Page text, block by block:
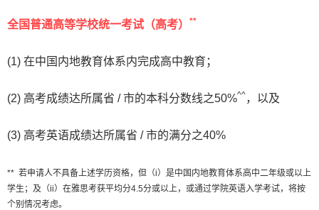
全国普通高等学校统一考试（高考） **
(1) 在中国内地教育体系内完成高中教育；
(2) 高考成绩达所属省 / 市的本科分数线之50%^^，以及
(3) 高考英语成绩达所属省 / 市的满分之40%
** 若申请人不具备上述学历资格，但（i）是中国内地教育体系高中二年级或以上
学生；及（ii）在雅思考获平均分4.5分或以上，或通过学院英语入学考试，将按
个别情况考虑。